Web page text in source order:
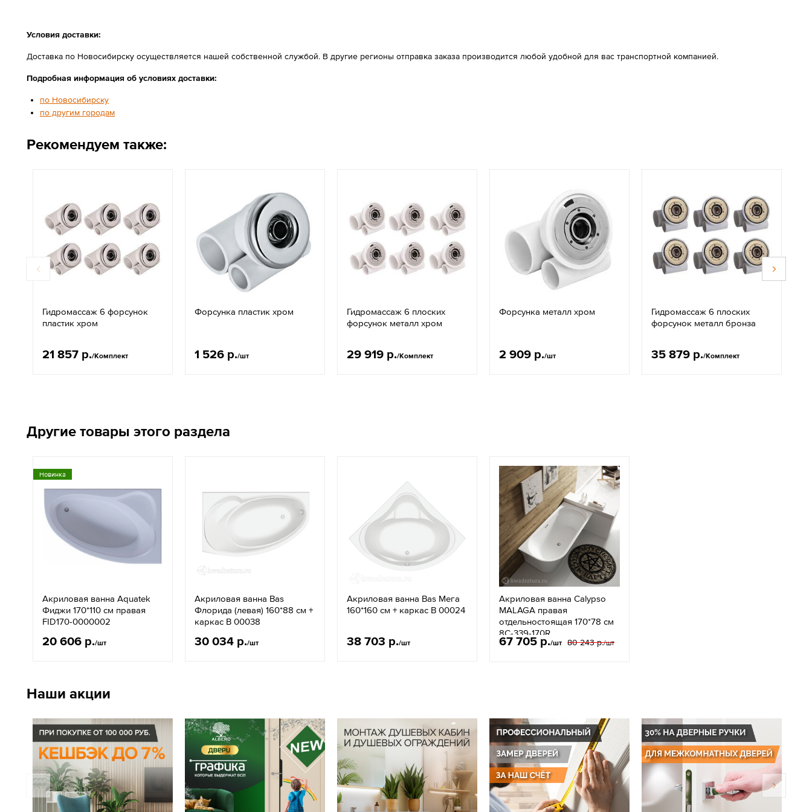
Условия доставки:
Доставка по Новосибирску осуществляется нашей собственной службой. В другие регионы отправка заказа производится любой удобной для вас транспортной компанией.
Подробная информация об условиях доставки:
по Новосибирску
по другим городам
Рекомендуем также:
Гидромассаж 6 форсунок
пластик хром
21 857 р./Комплект
Форсунка пластик хром
1 526 р./шт
Гидромассаж 6 плоских
форсунок металл хром
29 919 р./Комплект
Форсунка металл хром
2 909 р./шт
Гидромассаж 6 плоских
форсунок металл бронза
35 879 р./Комплект
Другие товары этого раздела
Новинка
Акриловая ванна Aquatek
Фиджи 170*110 см правая
FID170-0000002
20 606 р./шт
Акриловая ванна Bas
Флорида (левая) 160*88 см +
каркас В 00038
30 034 р./шт
Акриловая ванна Bas Мега
160*160 см + каркас В 00024
38 703 р./шт
Акриловая ванна Calypso
MALAGA правая
отдельностоящая 170*78 см
8C-339-170R
67 705 р./шт 80 243 р./шт
Наши акции